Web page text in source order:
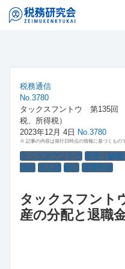
税務通信
No.3780
タックスフントウ 第135回
税、所得税）
2023年12月 4日 No.3780
※ 記事の内容は発行日時点の情報に基づくもの
タックスフントウ 再生・解散
得税 法人税 解説 退職所得
タックスフン
産の分配と退職